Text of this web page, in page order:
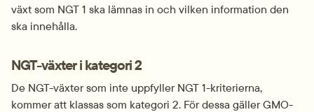
växt som NGT 1 ska lämnas in och vilken information den
ska innehålla.
NGT-växter i kategori 2
De NGT-växter som inte uppfyller NGT 1-kriterierna,
kommer att klassas som kategori 2. För dessa gäller GMO-